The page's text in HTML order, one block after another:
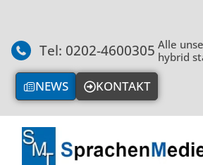
Tel: 0202-4600305 Alle
hybrid
NEWS KONTAKT